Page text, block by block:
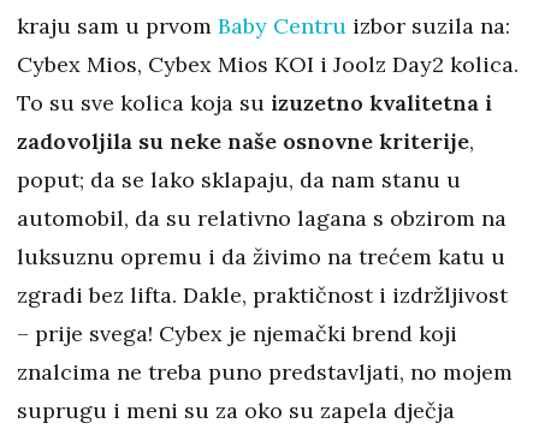
kraju sam u prvom Baby Centru izbor suzila na:
Cybex Mios, Cybex Mios KOI i Joolz Day2 kolica.
To su sve kolica koja su izuzetno kvalitetna i
zadovoljila su neke naše osnovne kriterije,
poput; da se lako sklapaju, da nam stanu u
automobil, da su relativno lagana s obzirom na
luksuznu opremu i da živimo na trećem katu u
zgradi bez lifta. Dakle, praktičnost i izdržljivost
– prije svega! Cybex je njemački brend koji
znalcima ne treba puno predstavljati, no mojem
suprugu i meni su za oko su zapela dječja